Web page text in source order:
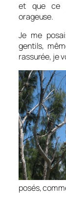
et que ce
orageuse.
Je me
gentils,
rassurée, je
posés,